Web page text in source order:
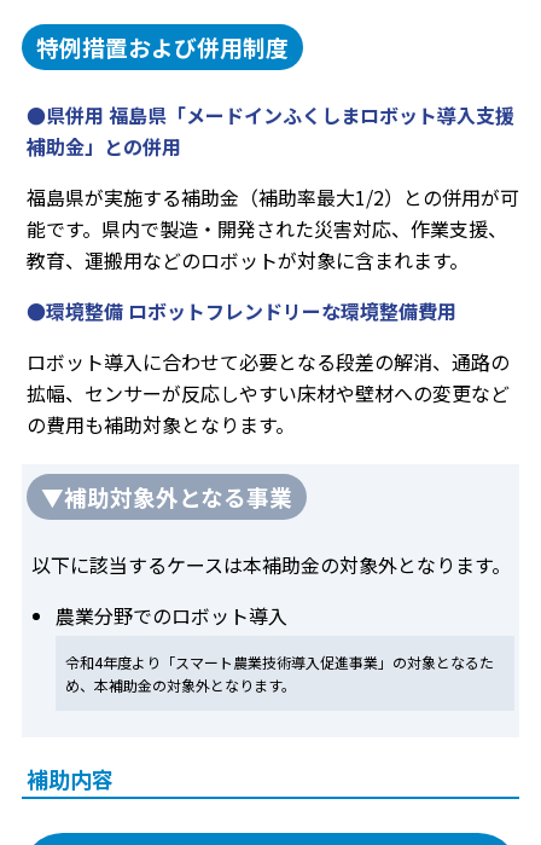
特例措置および併用制度
●県併用 福島県「メードインふくしまロボット導入支援
補助金」との併用
福島県が実施する補助金（補助率最大1/2）との併用が可
能です。県内で製造・開発された災害対応、作業支援、
教育、運搬用などのロボットが対象に含まれます。
●環境整備 ロボットフレンドリーな環境整備費用
ロボット導入に合わせて必要となる段差の解消、通路の
拡幅、センサーが反応しやすい床材や壁材への変更など
の費用も補助対象となります。
▼補助対象外となる事業
以下に該当するケースは本補助金の対象外となります。
農業分野でのロボット導入
令和4年度より「スマート農業技術導入促進事業」の対象となるた
め、本補助金の対象外となります。
補助内容